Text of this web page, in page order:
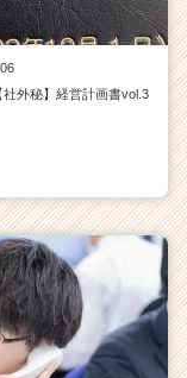
社外秘】経営計画書vol.3